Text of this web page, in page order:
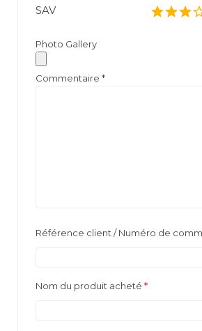
SAV
Photo Gallery
Commentaire *
Référence client / Numéro de
Nom du produit acheté *